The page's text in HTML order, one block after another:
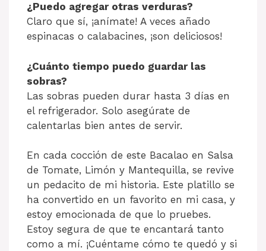
¿Puedo agregar otras verduras?
Claro que sí, ¡anímate! A veces añado
espinacas o calabacines, ¡son deliciosos!
¿Cuánto tiempo puedo guardar las
sobras?
Las sobras pueden durar hasta 3 días en
el refrigerador. Solo asegúrate de
calentarlas bien antes de servir.
En cada cocción de este Bacalao en Salsa
de Tomate, Limón y Mantequilla, se revive
un pedacito de mi historia. Este platillo se
ha convertido en un favorito en mi casa, y
estoy emocionada de que lo pruebes.
Estoy segura de que te encantará tanto
como a mí. ¡Cuéntame cómo te quedó y si